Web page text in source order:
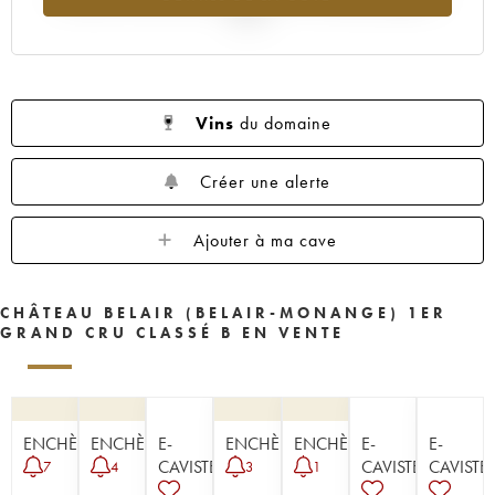
Vins du domaine
Créer une alerte
Ajouter à ma cave
CHÂTEAU BELAIR (BELAIR-MONANGE) 1ER
GRAND CRU CLASSÉ B EN VENTE
ENCHÈRE
7
ENCHÈRE
4
E-
CAVISTE
ENCHÈRE
3
ENCHÈRE
1
E-
CAVISTE
E-
CAVISTE